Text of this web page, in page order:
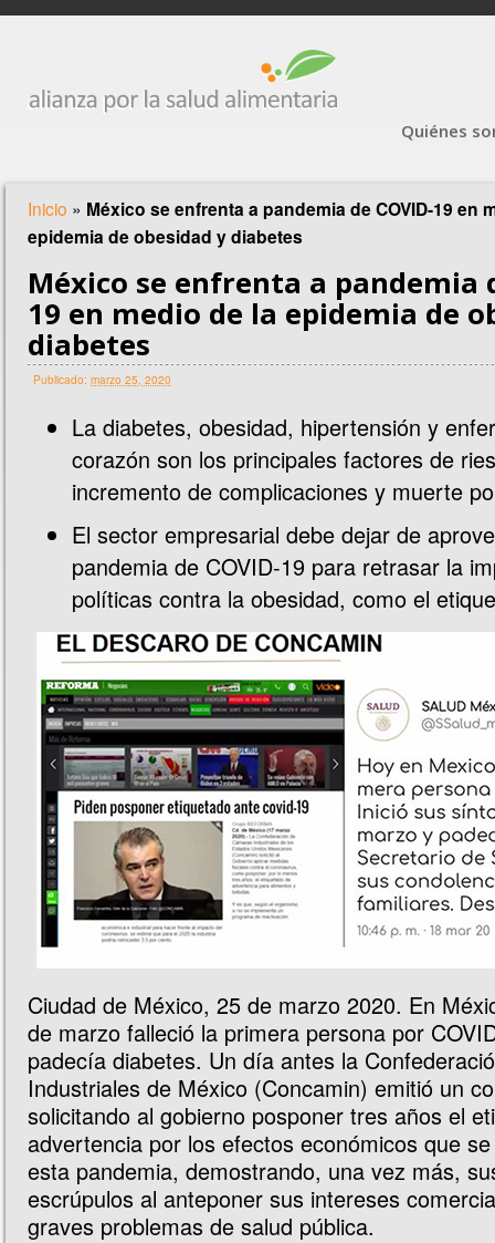
Quiénes
Inicio » México se enfrenta a pandemia de COVID-19 en
epidemia de obesidad y diabetes
México se enfrenta a pandemia
19 en medio de la epidemia de
diabetes
Publicado: marzo 25, 2020
La diabetes, obesidad, hipertensión y
corazón son los principales factores de
incremento de complicaciones y muerte
El sector empresarial debe dejar de
pandemia de COVID-19 para retrasar la
políticas contra la obesidad, como el
Ciudad de México, 25 de marzo 2020. En
de marzo falleció la primera persona por
padecía diabetes. Un día antes la
Industriales de México (Concamin) emitió un
solicitando al gobierno posponer tres años el
advertencia por los efectos económicos que
esta pandemia, demostrando, una vez más,
escrúpulos al anteponer sus intereses
graves problemas de salud pública.